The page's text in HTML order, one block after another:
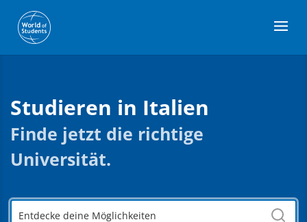
Studieren in Italien
Finde jetzt die richtige
Universität.
Entdecke
deine